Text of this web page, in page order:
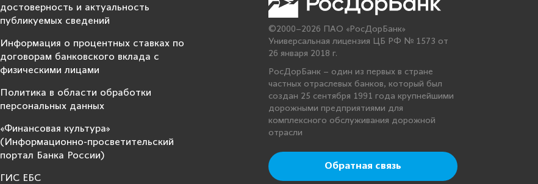
достоверность и актуальность
публикуемых сведений
Информация о процентных ставках по
договорам банковского вклада с
физическими лицами
Политика в области обработки
персональных данных
«Финансовая культура»
(Информационно-просветительский
портал Банка России)
ГИС ЕБС
©2000–2026 ПАО «РосДорБанк»
Универсальная лицензия ЦБ РФ № 1573 от
26 января 2018 г.
РосДорБанк – один из первых в стране
частных отраслевых банков, который был
создан 25 сентября 1991 года крупнейшими
дорожными предприятиями для
комплексного обслуживания дорожной
отрасли
Обратная связь